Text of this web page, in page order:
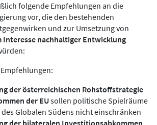
folgende Empfehlungen an die
vor, die den bestehenden
und zur Umsetzung von
Interesse nachhaltiger Entwicklung
der österreichischen Rohstoffstrategie
der EUsollen politische Spielräume
Globalen Südens nicht einschränken